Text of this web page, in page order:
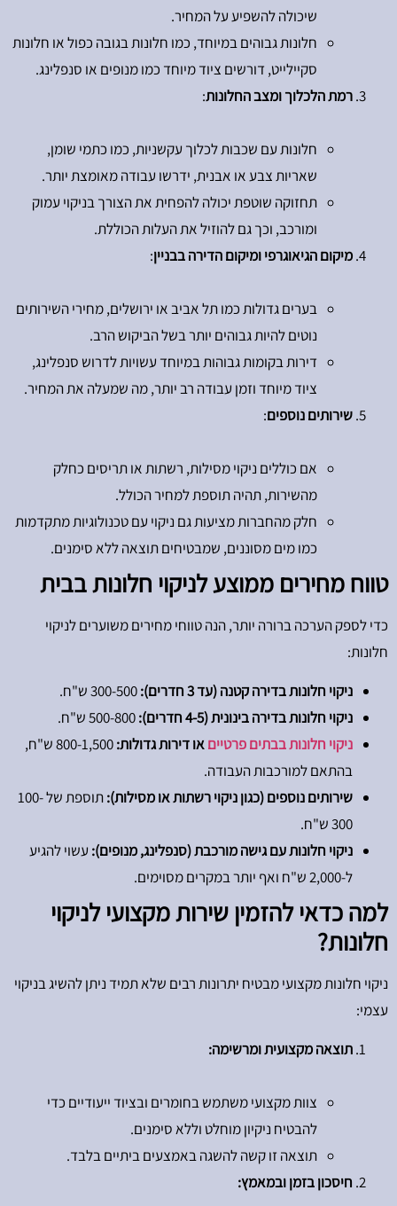
שיכולה להשפיע על המחיר.
חלונות גבוהים במיוחד, כמו חלונות בגובה כפול או חלונות
סקיילייט, דורשים ציוד מיוחד כמו מנופים או סנפלינג.
רמת הלכלוך ומצב החלונות:
חלונות עם שכבות לכלוך עקשניות, כמו כתמי שומן,
שאריות צבע או אבנית, ידרשו עבודה מאומצת יותר.
תחזוקה שוטפת יכולה להפחית את הצורך בניקוי עמוק
ומורכב, וכך גם להוזיל את העלות הכוללת.
מיקום הגיאוגרפי ומיקום הדירה בבניין:
בערים גדולות כמו תל אביב או ירושלים, מחירי השירותים
נוטים להיות גבוהים יותר בשל הביקוש הרב.
דירות בקומות גבוהות במיוחד עשויות לדרוש סנפלינג,
ציוד מיוחד וזמן עבודה רב יותר, מה שמעלה את המחיר.
שירותים נוספים:
אם כוללים ניקוי מסילות, רשתות או תריסים כחלק
מהשירות, תהיה תוספת למחיר הכולל.
חלק מהחברות מציעות גם ניקוי עם טכנולוגיות מתקדמות
כמו מים מסוננים, שמבטיחים תוצאה ללא סימנים.
טווח מחירים ממוצע לניקוי חלונות בבית
כדי לספק הערכה ברורה יותר, הנה טווחי מחירים משוערים לניקוי
חלונות:
ניקוי חלונות בדירה קטנה (עד 3 חדרים):
ניקוי חלונות בדירה בינונית (4-5 חדרים):
ניקוי חלונות בבתים פרטייםאו דירות גדולות:
800-1,500 ש"‍ח,
בהתאם למורכבות העבודה.
שירותים נוספים (כגון ניקוי רשתות או מסילות):
תוספת של 100-
300 ש"‍ח.
ניקוי חלונות עם גישה מורכבת (סנפלינג, מנופים):עשוי להגיע
ל-2,000 ש"‍ח ואף יותר במקרים מסוימים.
למה כדאי להזמין שירות מקצועי לניקוי
חלונות?
ניקוי חלונות מקצועי מבטיח יתרונות רבים שלא תמיד ניתן להשיג בניקוי
עצמי:
תוצאה מקצועית ומרשימה:
צוות מקצועי משתמש בחומרים ובציוד ייעודיים כדי
להבטיח ניקיון מוחלט וללא סימנים.
תוצאה זו קשה להשגה באמצעים ביתיים בלבד.
חיסכון בזמן ובמאמץ: